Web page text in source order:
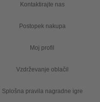
Kontaktirajte nas
Postopek nakupa
Moj profil
Vzdrževanje oblačil
Splošna pravila nagradne igre